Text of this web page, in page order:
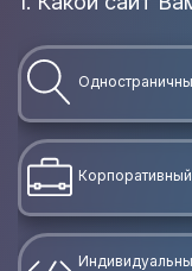
Корпоративный